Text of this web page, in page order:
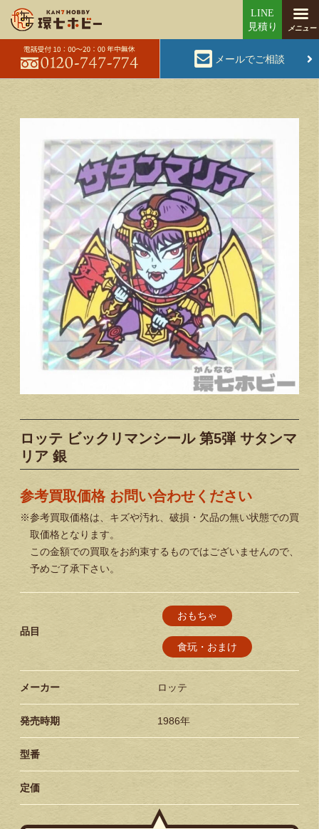
メールでご相談
ロッテ ビックリマンシール 第5弾 サタンマ
リア 銀
参考買取価格 お問い合わせください
※参考買取価格は、キズや汚れ、破損・欠品の無い状態での買
取価格となります。
この金額での買取をお約束するものではございませんので、
予めご了承下さい。
品目
おもちゃ
食玩・おまけ
メーカー ロッテ
発売時期 1986年
型番
定価